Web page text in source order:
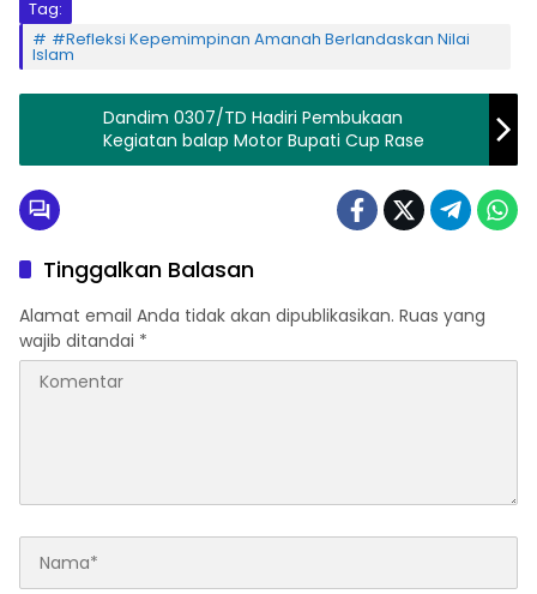
Tag:
#Refleksi Kepemimpinan Amanah Berlandaskan Nilai
Islam
Dandim 0307/TD Hadiri Pembukaan
Kegiatan balap Motor Bupati Cup Rase
Tinggalkan Balasan
Alamat email Anda tidak akan dipublikasikan. Ruas yang
wajib ditandai *